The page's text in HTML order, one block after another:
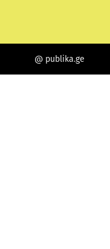
@ publika.ge